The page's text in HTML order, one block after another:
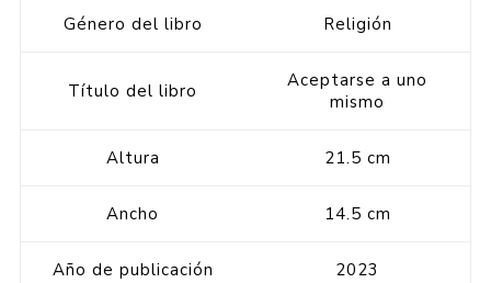
Género del libro Religión
Título del libro
Aceptarse a uno
mismo
Altura 21.5 cm
Ancho 14.5 cm
Año de publicación 2023